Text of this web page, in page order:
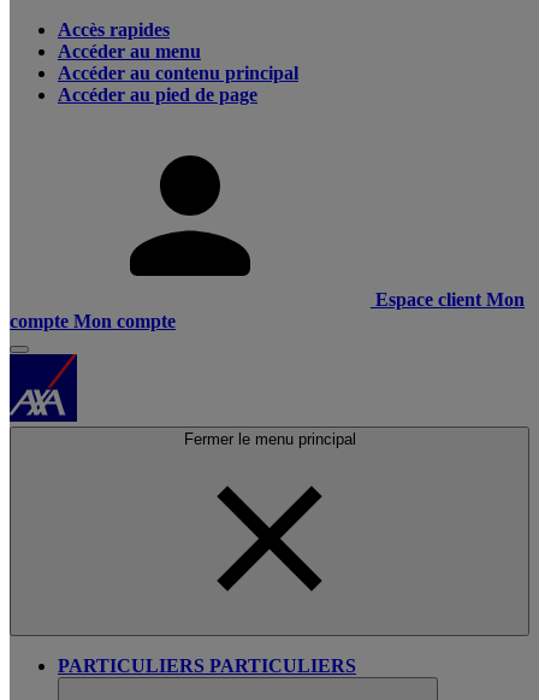
Accès rapides
Accéder au menu
Accéder au contenu principal
Accéder au pied de page
Espace client Mon
compte Mon compte
Fermer le menu principal
PARTICULIERS PARTICULIERS